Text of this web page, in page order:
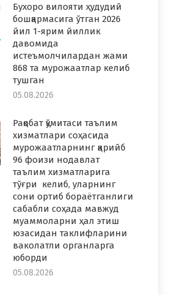
Бухоро вилояти ҳудудий
бошқармасига ўтган 2026
йил 1-ярим йиллик
давомида
истеъмолчилардан жами
868 та мурожаатлар келиб
тушган
05.08.2026
Рақобат қўмитаси таълим
хизматлари соҳасида
мурожаатларнинг қарийб
96 фоизи нодавлат
таълим хизматларига
тўғри келиб, уларнинг
сони ортиб бораётганлиги
сабабли соҳада мавжуд
муаммоларни ҳал этиш
юзасидан таклифларини
ваколатли органларга
юборди
05.08.2026